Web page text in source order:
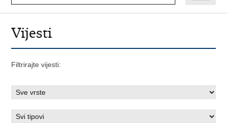
Vijesti
Filtrirajte vijesti: